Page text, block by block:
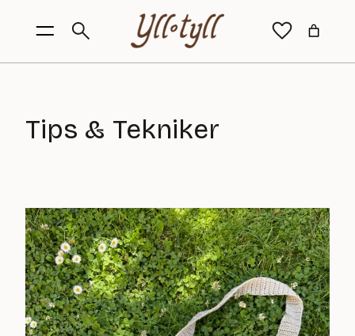
Tips & Tekniker